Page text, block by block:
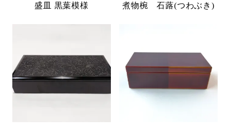
盛皿 黒葉模様 煮物椀 石蕗(つわぶき)